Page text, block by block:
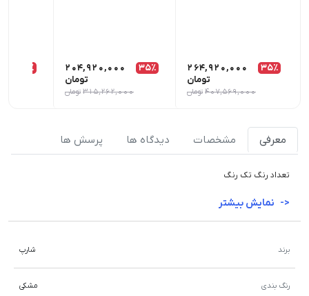
35٪
264,920,000
تومان
407,569,000 تومان
35٪
204,920,000
تومان
315,262,000 تومان
35٪
معرفی مشخصات دیدگاه ها پرسش ها
تعداد رنگ تک رنگ
برند شارپ
رنگ بندی مشکی